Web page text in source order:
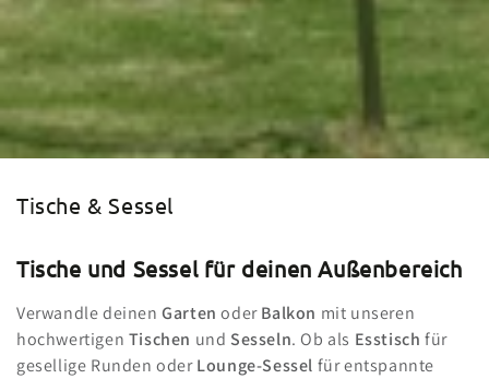
Kollektion:
Tische & Sessel
Tische und Sessel für deinen Außenbereich
Verwandle deinenGarten oderBalkon mit unseren
hochwertigen Tischen und Sesseln. Ob als Esstisch für
gesellige Runden oderLounge-Sessel für entspannte